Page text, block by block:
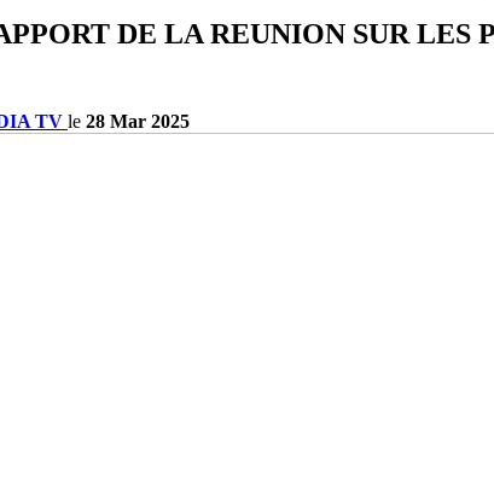
DE LA REUNION SUR LES
TV le 28 Mar 2025